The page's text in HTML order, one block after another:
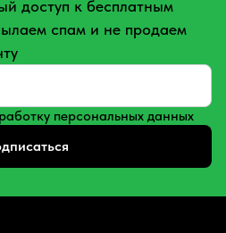
доступ к бесплатным
спам и не продаем
персональных данных